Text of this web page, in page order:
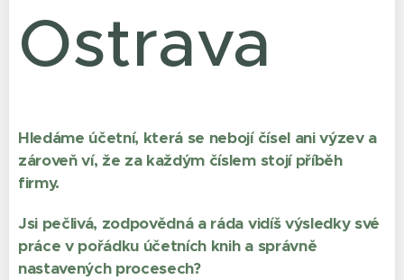
Ostrava
Hledáme účetní, která se nebojí čísel ani výzev a
zároveň ví, že za každým číslem stojí příběh
firmy.
Jsi pečlivá, zodpovědná a ráda vidíš výsledky své
práce v pořádku účetních knih a správně
nastavených procesech?